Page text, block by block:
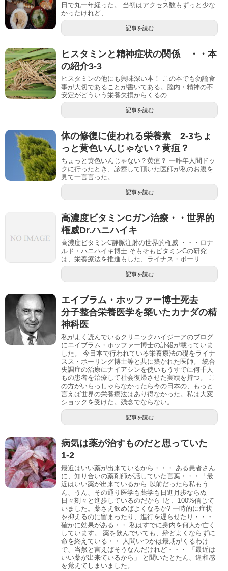
日で丸一年経った。 当初はアクセス数もずっと少な
かったけれど、...
記事を読む
ヒスタミンと精神症状の関係 ・・本
の紹介3-3
ヒスタミンの他にも興味深い本！ この本でも勿論食
事が大切であることが書いてある。脳内・精神の不
安定がどういう栄養欠損からくるの...
記事を読む
体の修復に使われる栄養素 2-3ちょ
っと黄色いんじゃない？黄疸？
ちょっと黄色いんじゃない？黄疸？ 一昨年人間ドッ
クに行ったとき、診察して頂いた医師が私のお腹を
見て一言言った。 ...
記事を読む
高濃度ビタミンCガン治療・・世界的
権威Dr.ハニハイキ
高濃度ビタミンC静脈注射の世界的権威 ・・・ロナ
ルド・ハニハイキ博士 そもそもビタミンCの研究
は、栄養療法を推進もした、ライナス・ポーリ...
記事を読む
エイブラム・ホッファー博士死去
分子整合栄養医学を築いたカナダの精
神科医
私がよく読んでいるクリニックハイジーアのブログ
にエイブラム・ホッファー博士の訃報が載っていま
した。 今日本で行われている栄養療法の礎をライナ
スス・ポーリング博士等と共に築かれた医師。 統合
失調症の治療にナイアシンを使いもうすでに何千人
もの患者を治療して社会復帰させた実績を持つ。 こ
の方がいらっしゃらなかったら今の日本の、もっと
言えば世界の栄養療法はあり得なかった。私は大変
ショックを受けた。残念でならない。
記事を読む
病気は薬が治すものだと思っていた
1-2
最近はいい薬が出来ているから・・・ ある患者さん
に、知り合いの薬剤師が話していた言葉・・・「最
近はいい薬が出来ているから 以前だったら私もう
ん、うん、その通り医学も薬学も日進月歩ならぬ
日々刻々と進歩しているのだから !と、100%信じて
いました。薬さえ飲めばよくなるか? 一時的に症状
を抑えるのに留まったり、進行を遅らせたり・・・
確かに効果がある・・ 私はすでに身内を何人か亡く
しています。 薬を飲んでいても、殆どよくならずに
命を終えている・・ 人間いつかは最期がくるわけ
で、当然と言えばそうなんだけれど・・・ 「最近は
いい薬が出来ているから」 と聞いたとたん、違和感
を覚えてしまいました。